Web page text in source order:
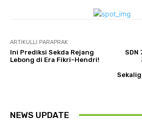
ARTIKULLI PARAPRAK
Ini Prediksi Sekda Rejang
Lebong di Era Fikri-Hendri!
SDN
NEWS UPDATE